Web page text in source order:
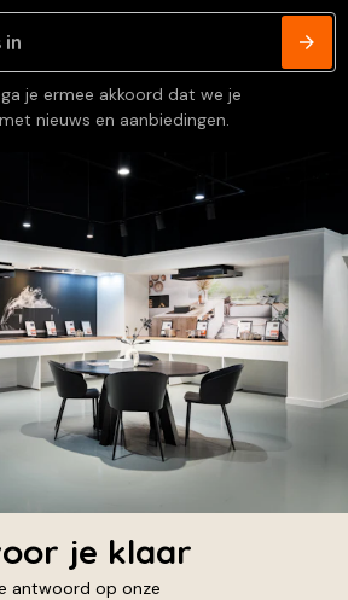
je ermee akkoord dat we je
nieuws en aanbiedingen.
je klaar
antwoord op onze